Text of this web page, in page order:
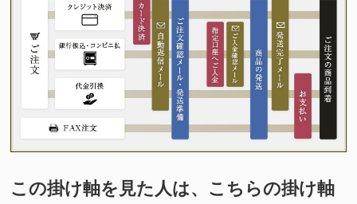
この掛け軸を見た人は、こちらの掛け軸